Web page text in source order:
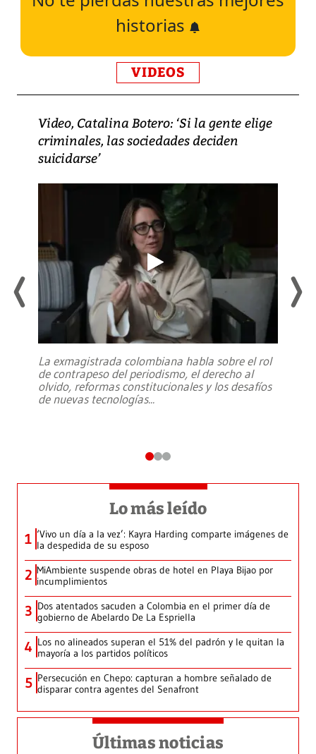
historias
VIDEOS
Video, Catalina Botero: ‘Si la gente elige
criminales, las sociedades deciden
suicidarse’
La exmagistrada colombiana habla sobre el rol
de contrapeso del periodismo, el derecho al
olvido, reformas constitucionales y los desafíos
de nuevas tecnologías...
Lo más leído
1 ‘Vivo un día a la vez’: Kayra Harding comparte imágenes de
la despedida de su esposo
2 MiAmbiente suspende obras de hotel en Playa Bijao por
incumplimientos
3 Dos atentados sacuden a Colombia en el primer día de
gobierno de Abelardo De La Espriella
4 Los no alineados superan el 51% del padrón y le quitan la
mayoría a los partidos políticos
5 Persecución en Chepo: capturan a hombre señalado de
disparar contra agentes del Senafront
Últimas noticias